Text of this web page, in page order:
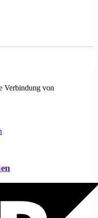
Verbindung von